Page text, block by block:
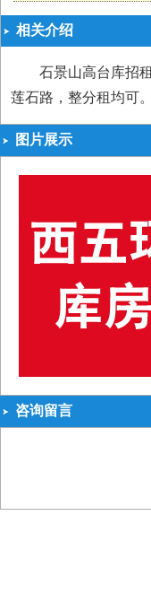
相关介绍
石景山高台库招
莲石路，整分租均可
图片展示
咨询留言